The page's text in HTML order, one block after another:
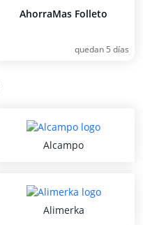
AhorraMas Folleto
quedan 5 días
Alcampo
Alimerka